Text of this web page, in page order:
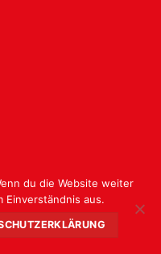
du die Website weiter
aus.